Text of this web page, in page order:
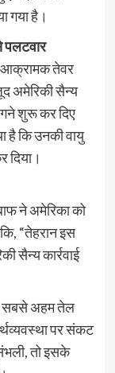
गया है।
आक्रामक तेवर
अमेरिकी सैन्य
शुरू कर दिए
है कि उनकी वायु
दिया।
ने अमेरिका को
“तेहरान इस
सैन्य कार्रवाई
सबसे अहम तेल
पर संकट
तो इसके